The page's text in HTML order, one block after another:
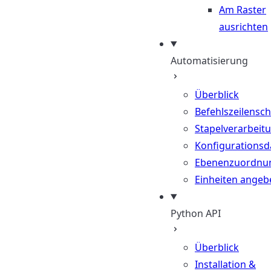
Am Raster
ausrichten
Automatisierung
Überblick
Einheiten
Python API
Überblick
Installation &